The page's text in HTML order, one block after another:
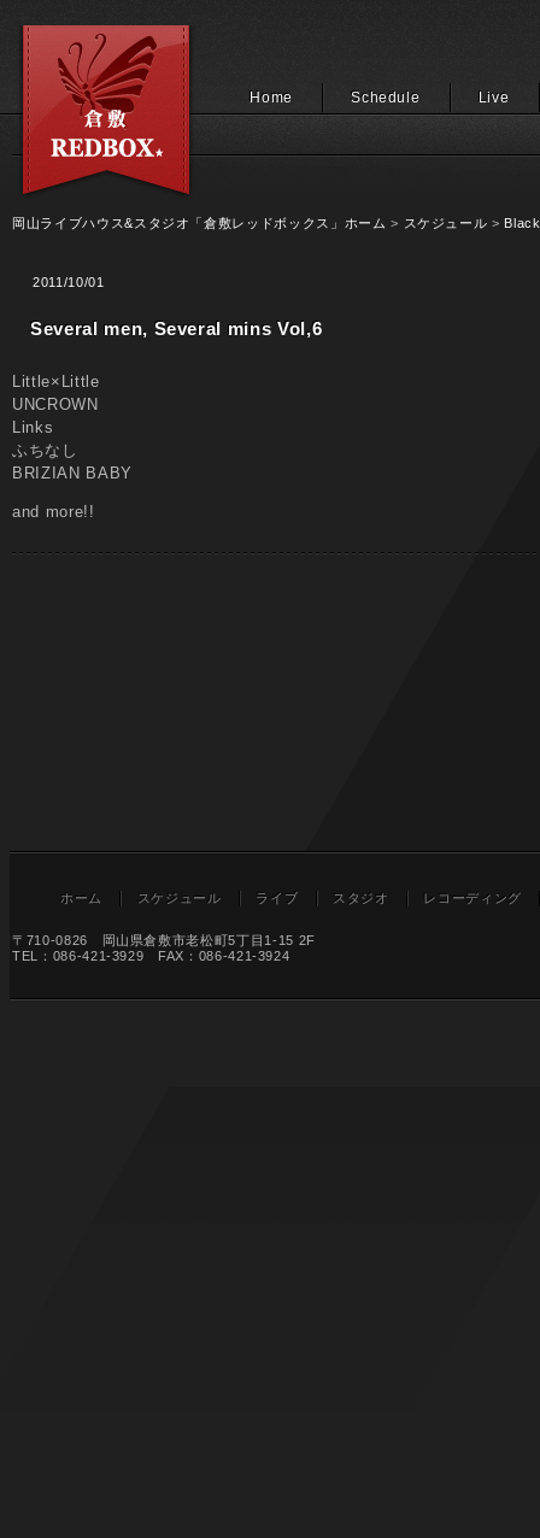
Home Schedule Live
岡山ライブハウス&スタジオ「倉敷レッドボックス」ホーム > スケジュール >
2011/10/01
Several men, Several mins Vol,6
Little×Little
UNCROWN
Links
ふちなし
BRIZIAN BABY
and more!!
ホーム スケジュール ライブ スタジオ レコーディング
〒710-0826 岡山県倉敷市老松町5丁目1-15 2F
TEL：086-421-3929 FAX：086-421-3924